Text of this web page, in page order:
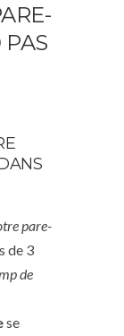
PAS
pare-
de 3
de
se